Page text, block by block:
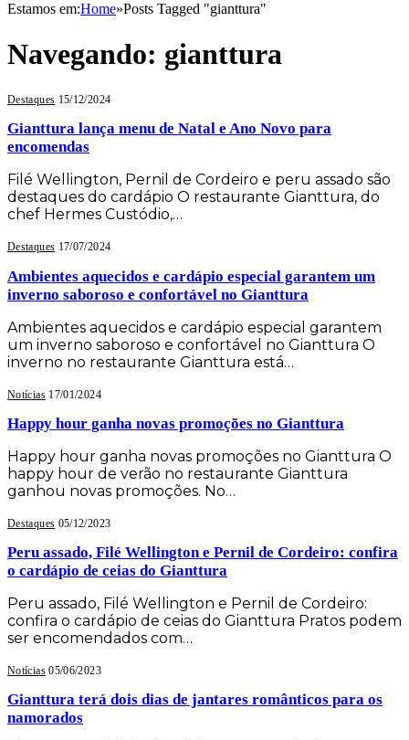
Estamos em:Home»Posts Tagged "gianttura"
Navegando: gianttura
Destaques 15/12/2024
Gianttura lança menu de Natal e Ano Novo para
encomendas
Filé Wellington, Pernil de Cordeiro e peru assado são
destaques do cardápio O restaurante Gianttura, do
chef Hermes Custódio,…
Destaques 17/07/2024
Ambientes aquecidos e cardápio especial garantem um
inverno saboroso e confortável no Gianttura
Ambientes aquecidos e cardápio especial garantem
um inverno saboroso e confortável no Gianttura O
inverno no restaurante Gianttura está…
Notícias 17/01/2024
Happy hour ganha novas promoções no Gianttura
Happy hour ganha novas promoções no Gianttura O
happy hour de verão no restaurante Gianttura
ganhou novas promoções. No…
Destaques 05/12/2023
Peru assado, Filé Wellington e Pernil de Cordeiro: confira
o cardápio de ceias do Gianttura
Peru assado, Filé Wellington e Pernil de Cordeiro:
confira o cardápio de ceias do Gianttura Pratos podem
ser encomendados com…
Notícias 05/06/2023
Gianttura terá dois dias de jantares românticos para os
namorados